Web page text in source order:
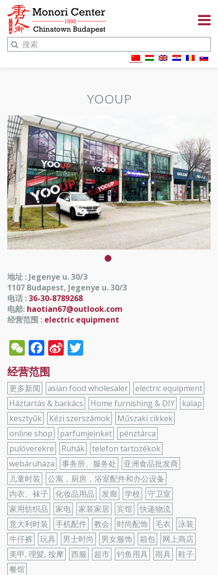
YOOUP
地址 : Jegenye u. 30/3
1107 Budapest, Jegenye u. 30/3
电话 :36-30-8789268
电邮: haotian67@outlook.com
经营范围 : electric equipment
WeChat
Facebook
Sina
经营范围
更多新闻 asian food wholesaler
electric equipment
Háztartás & barkács
Home furnishing & DIY
kalap
kesztyűk
Kézi szerszámok
Műszaki cikkek
online shop
parfümjeinket
pénztárca
pulóverekre
Ruhák
telefon tartozékok
webáruháza
事务所、服务处
亚洲食品批发商
儿童时装
公寓，厨房，浴室配件和办公设备
内衣、袜子
化妆品用品 发廊 学校
守卫室
家用纺织品
家电 家装家居 宾馆
快递物流
意大利时装
手机配件 教会 时尚配饰 毛衣
泳装
牛仔裤
玩具 男士时尚 男女服饰 箱包
网上商店
美甲, 理髪, 按摩
西服 超市 钓鱼用具 雨具
鞋子
餐馆